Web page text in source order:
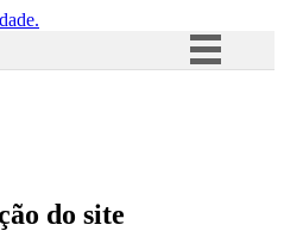
Acesso à informação
do site